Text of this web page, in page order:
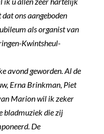
ons aangeboden
als organist van
Kwintsheul-
avond geworden. Al de
Erna Brinkman, Piet
Marion wil ik zeker
bladmuziek die zij
De